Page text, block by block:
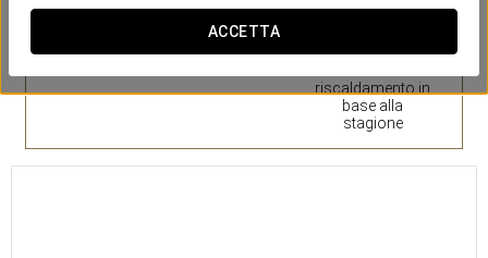
ACCETTA
riscaldamento in
base alla
stagione